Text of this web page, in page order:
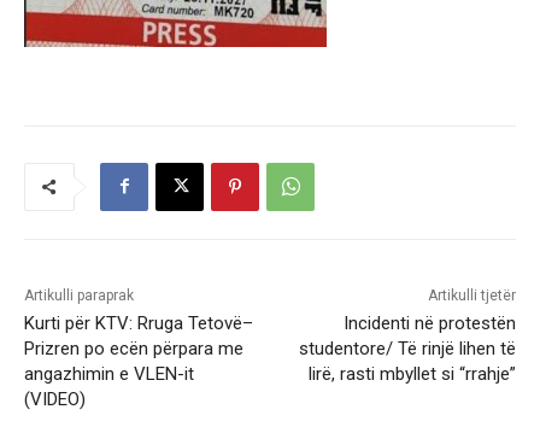
Artikulli paraprak
Kurti për KTV: Rruga Tetovë–
Prizren po ecën përpara me
angazhimin e VLEN-it
(VIDEO)
Artikulli tjetër
Incidenti në protestën
studentore/ Të rinjë lihen të
lirë, rasti mbyllet si “rrahje”